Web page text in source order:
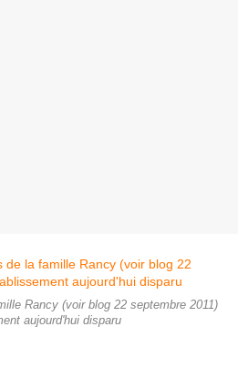
Rancy (voir blog 22 septembre 2011)
aujourd'hui disparu